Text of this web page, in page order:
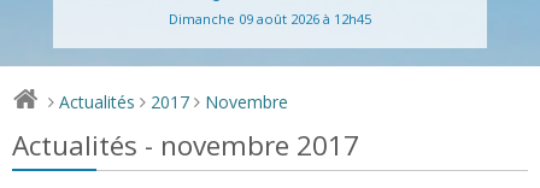
Dimanche 09 août 2026 à 12h45
> Actualités > 2017 > Novembre
Actualités - novembre 2017